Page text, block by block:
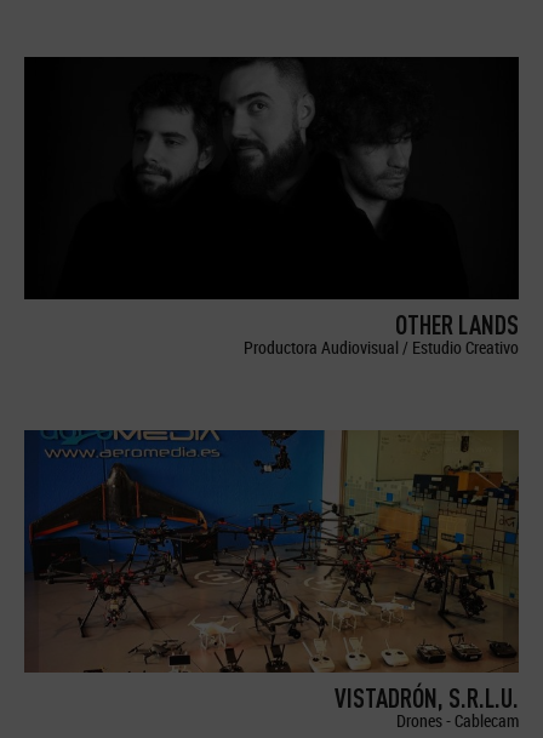
OTHER LANDS
Productora Audiovisual / Estudio Creativo
VISTADRÓN, S.R.L.U.
Drones - Cablecam